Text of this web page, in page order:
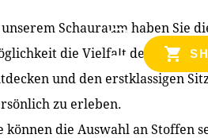
Schauraum haben Sie
die Vielfalt der
und den erstklassigen
zu erleben.
können die Auswahl an Stoffen